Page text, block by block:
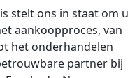
stelt ons in staat om u
aankoopproces, van
het onderhandelen
partner bij